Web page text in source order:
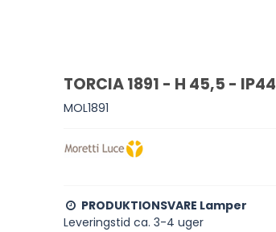
TORCIA 1891 - H 45,5 - IP44
MOL1891
PRODUKTIONSVARE Lamper
Leveringstid ca. 3-4 uger